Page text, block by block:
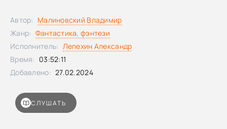
СЛУШАТЬ
Автор: Малиновский Владимир
Жанр: Фантастика, фэнтези
Исполнитель: Лепехин Александр
Время: 03:52:11
Добавлено: 27.02.2024